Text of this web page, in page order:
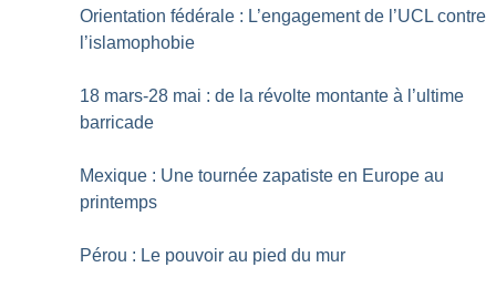
Orientation fédérale : L’engagement de l’UCL contre
l’islamophobie
18 mars-28 mai : de la révolte montante à l’ultime
barricade
Mexique : Une tournée zapatiste en Europe au
printemps
Pérou : Le pouvoir au pied du mur